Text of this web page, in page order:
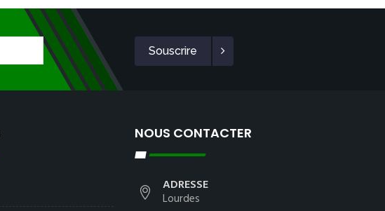
Souscrire
NOUS CONTACTER
ADRESSE
Lourdes